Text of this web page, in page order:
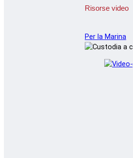
Risorse video
Per la Marina